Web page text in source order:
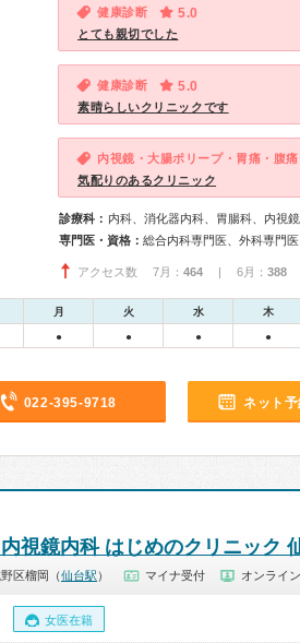
健康診断 5.0
とても親切でした
健康診断 5.0
素晴らしいクリニックです
内視鏡・大腸ポリープ・胃痛・腹痛
気配りのあるクリニック
診療科： 内科、消化器内科、胃腸科、内視鏡
専門医・資格：
アクセス数 7月： 464 | 6月： 388 |
月 火 水 木
● ● ● ●
022-395-9718 ネット予
視鏡内科 はじめのクリニック
区榴岡（仙台駅 ） マイナ受付 オンライ
女医在籍